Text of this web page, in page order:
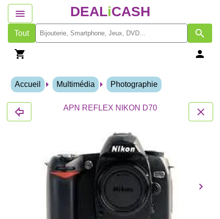
DEALiCASH
Tout
Accueil Multimédia Photographie
APN REFLEX NIKON D70